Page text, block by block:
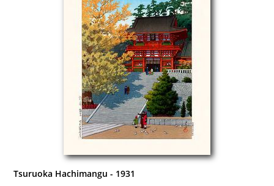
Tsuruoka Hachimangu - 1931